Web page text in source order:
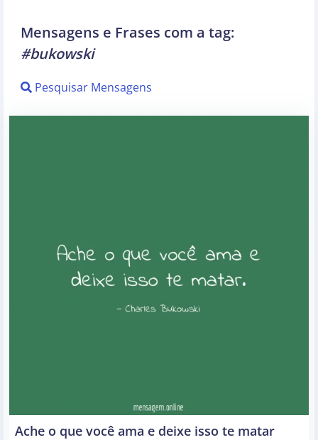
Mensagens e Frases com a tag:
#bukowski
Pesquisar Mensagens
Ache o que você ama e deixe isso te matar